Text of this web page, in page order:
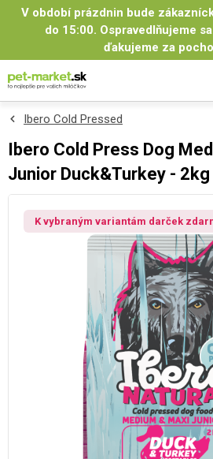
V období prázdnin bude
do 15:00. Ospravedlňujeme
ďakujeme za
Ibero Cold Pressed
Ibero Cold Press Dog
Junior Duck&Turkey - 2kg
K vybraným variantám darček